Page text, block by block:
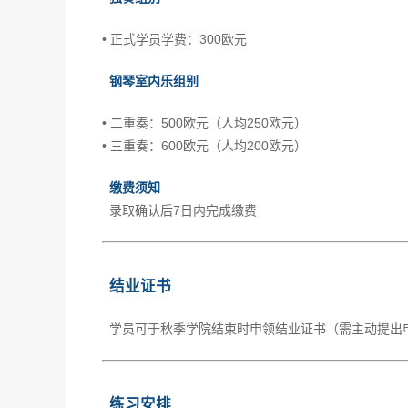
• 正式学员学费：300欧元
钢琴室内乐组别
• 二重奏：500欧元（人均250欧元）
• 三重奏：600欧元（人均200欧元）
缴费须知
录取确认后7日内完成缴费
结业证书
学员可于秋季学院结束时申领结业证书（需主动提出
练习安排